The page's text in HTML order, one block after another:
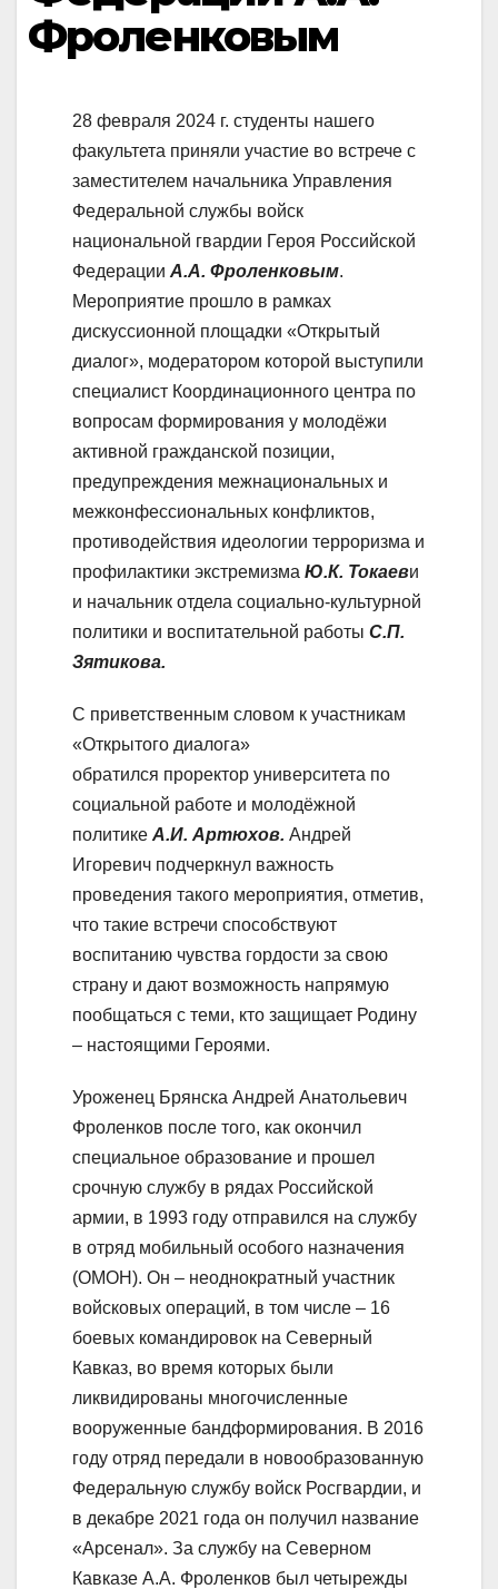
Фроленковым
28 февраля 2024 г. студенты нашего
факультета приняли участие во встрече с
заместителем начальника Управления
Федеральной службы войск
национальной гвардии Героя Российской
Федерации А.А. Фроленковым.
Мероприятие прошло в рамках
дискуссионной площадки «Открытый
диалог», модератором которой выступили
специалист Координационного центра по
вопросам формирования у молодёжи
активной гражданской позиции,
предупреждения межнациональных и
межконфессиональных конфликтов,
противодействия идеологии терроризма и
профилактики экстремизма Ю.К. Токаеви
и начальник отдела социально-культурной
политики и воспитательной работы С.П.
Зятикова.
С приветственным словом к участникам
«Открытого диалога»
обратился проректор университета по
социальной работе и молодёжной
политике А.И. Артюхов. Андрей
Игоревич подчеркнул важность
проведения такого мероприятия, отметив,
что такие встречи способствуют
воспитанию чувства гордости за свою
страну и дают возможность напрямую
пообщаться с теми, кто защищает Родину
– настоящими Героями.
Уроженец Брянска Андрей Анатольевич
Фроленков после того, как окончил
специальное образование и прошел
срочную службу в рядах Российской
армии, в 1993 году отправился на службу
в отряд мобильный особого назначения
(ОМОН). Он – неоднократный участник
войсковых операций, в том числе – 16
боевых командировок на Северный
Кавказ, во время которых были
ликвидированы многочисленные
вооруженные бандформирования. В 2016
году отряд передали в новообразованную
Федеральную службу войск Росгвардии, и
в декабре 2021 года он получил название
«Арсенал». За службу на Северном
Кавказе А.А. Фроленков был четырежды